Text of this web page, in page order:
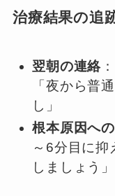
治療結果の追
翌朝の連絡 ：
「夜から普
し」
根本原因へ
～6分目に抑
しましょう」